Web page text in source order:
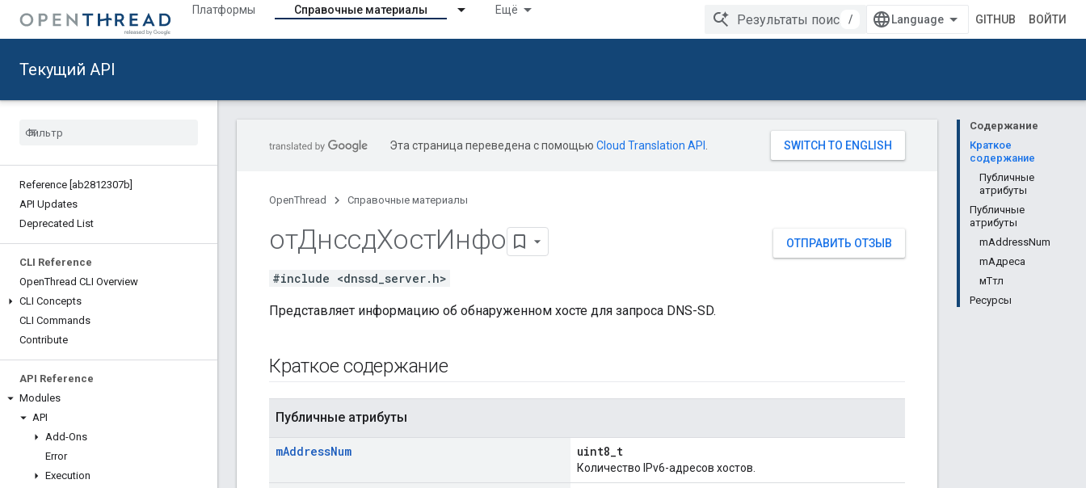
Платформы Справочные материалы Ещё
/ GITHUB ВОЙТИ
Текущий API
Reference [ab2812307b]
API Updates
Deprecated List
CLI Reference
OpenThread CLI Overview
CLI Concepts
CLI Commands
Contribute
API Reference
Modules
API
Add-Ons
Error
Execution
Содержание
Краткое
содержание
Публичные
атрибуты
Публичные
атрибуты
mAddressNum
mАдреса
мТтл
Ресурсы
Эта страница переведена с помощью Cloud Translation API
OpenThread Справочные материалы
ОТПРАВИТЬ ОТЗЫВ
отДнссдХостИнфо
#include <dnssd_server.h>
Представляет информацию об обнаруженном хосте для запроса DNS-SD.
Краткое содержание
Публичные атрибуты
mAddressNum uint8_t
Количество IPv6-адресов хостов.